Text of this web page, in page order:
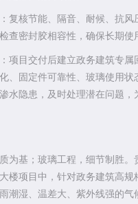
复核节能、隔音、耐候、抗风
查密封胶相容性，确保长期使
项目交付后建立政务建筑专属
、固定件可靠性、玻璃使用状
水隐患，及时处理潜在问题，
为基；玻璃工程，细节制胜。
楼项目中，针对政务建筑高规
潮湿、温差大、紫外线强的气